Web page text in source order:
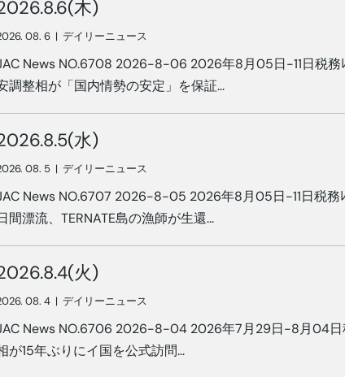
木)
08. 6 | デイリーニュース
News NO.6708 2026-8-06 2026年8月05日-11日税務ﾚ
調整相が「国内情勢の安定」を保証...
水)
08. 5 | デイリーニュース
News NO.6707 2026-8-05 2026年8月05日-11日税務ﾚ
間漂流、TERNATE島の漁師が生還...
火)
08. 4 | デイリーニュース
News NO.6706 2026-8-04 2026年7月29日-8月04日
が15年ぶりにイ国を公式訪問...